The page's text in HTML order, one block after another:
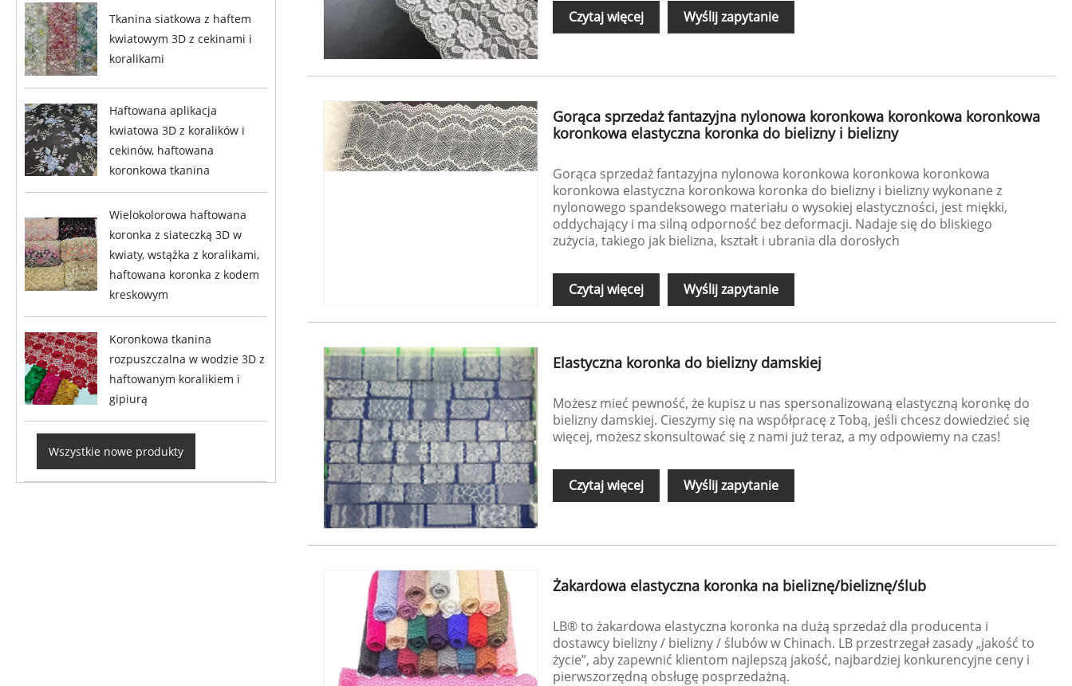
Tkanina siatkowa z haftem
kwiatowym 3D z cekinami i
koralikami
Haftowana aplikacja
kwiatowa 3D z koralików i
cekinów, haftowana
koronkowa tkanina
Wielokolorowa haftowana
koronka z siateczką 3D w
kwiaty, wstążka z koralikami,
haftowana koronka z kodem
kreskowym
Koronkowa tkanina
rozpuszczalna w wodzie 3D z
haftowanym koralikiem i
gipiurą
Wszystkie nowe produkty
Czytaj więcej Wyślij zapytanie
Gorąca sprzedaż fantazyjna nylonowa koronkowa koronkowa koronkowa
koronkowa elastyczna koronka do bielizny i bielizny
Gorąca sprzedaż fantazyjna nylonowa koronkowa koronkowa koronkowa
koronkowa elastyczna koronkowa koronka do bielizny i bielizny wykonane z
nylonowego spandeksowego materiału o wysokiej elastyczności, jest miękki,
oddychający i ma silną odporność bez deformacji. Nadaje się do bliskiego
zużycia, takiego jak bielizna, kształt i ubrania dla dorosłych
Czytaj więcej Wyślij zapytanie
Elastyczna koronka do bielizny damskiej
Możesz mieć pewność, że kupisz u nas spersonalizowaną elastyczną koronkę do
bielizny damskiej. Cieszymy się na współpracę z Tobą, jeśli chcesz dowiedzieć się
więcej, możesz skonsultować się z nami już teraz, a my odpowiemy na czas!
Czytaj więcej Wyślij zapytanie
Żakardowa elastyczna koronka na bieliznę/bieliznę/ślub
LB® to żakardowa elastyczna koronka na dużą sprzedaż dla producenta i
dostawcy bielizny / bielizny / ślubów w Chinach. LB przestrzegał zasady „jakość to
życie”, aby zapewnić klientom najlepszą jakość, najbardziej konkurencyjne ceny i
pierwszorzędną obsługę posprzedażną.